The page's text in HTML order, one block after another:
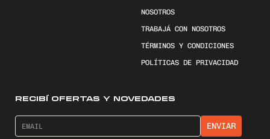
NOSOTROS
TRABAJÁ CON NOSOTROS
TÉRMINOS Y CONDICIONES
POLÍTICAS DE PRIVACIDAD
RECIBÍ OFERTAS Y NOVEDADES